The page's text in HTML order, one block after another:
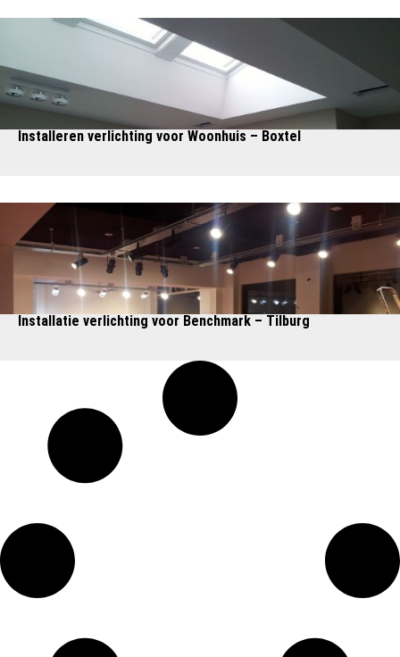
Installeren verlichting voor Woonhuis – Boxtel
Installatie verlichting voor Benchmark – Tilburg